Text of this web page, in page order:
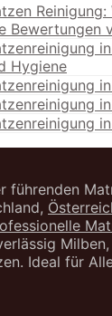
Reinigung:
Bewertungen
Hygiene
führenden
Ideal für